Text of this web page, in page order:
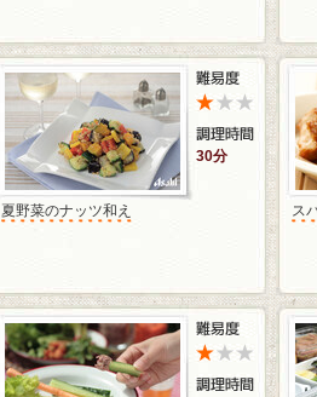
30分
夏野菜のナッツ和え ス